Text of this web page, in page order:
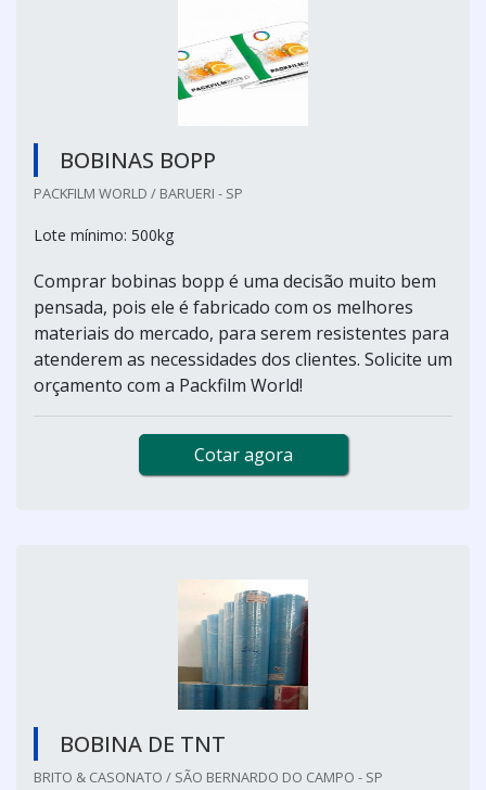
BOBINAS BOPP
PACKFILM WORLD / BARUERI - SP
Lote mínimo: 500kg
Comprar bobinas bopp é uma decisão muito bem
pensada, pois ele é fabricado com os melhores
materiais do mercado, para serem resistentes para
atenderem as necessidades dos clientes. Solicite um
orçamento com a Packfilm World!
Cotar agora
BOBINA DE TNT
BRITO & CASONATO / SÃO BERNARDO DO CAMPO - SP